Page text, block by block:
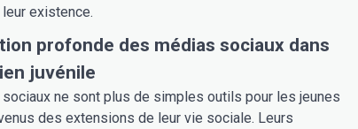
existence.
profonde des médias sociaux dans
juvénile
ne sont plus de simples outils pour les jeunes
des extensions de leur vie sociale. Leurs